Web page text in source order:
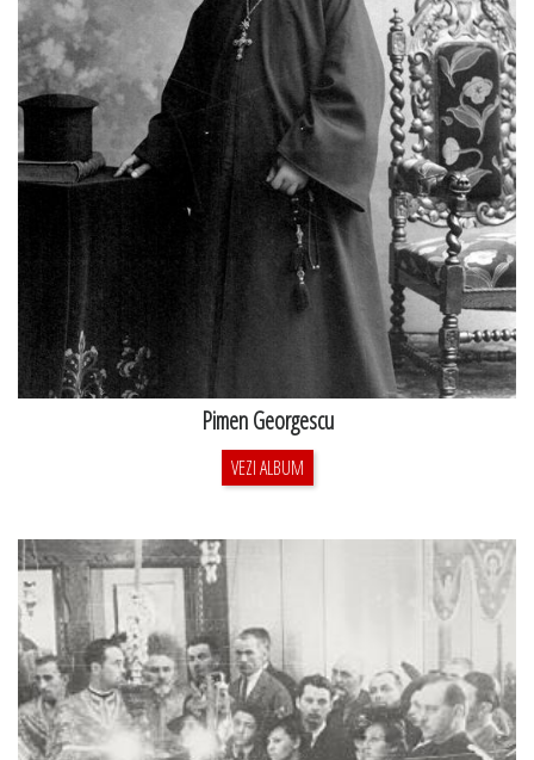
Pimen Georgescu
VEZI ALBUM